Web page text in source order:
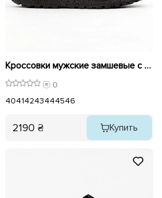
Кроссовки мужские замшевые с эко кожей 594894 Черный
0
40414243444546
2190 ₴ Купить